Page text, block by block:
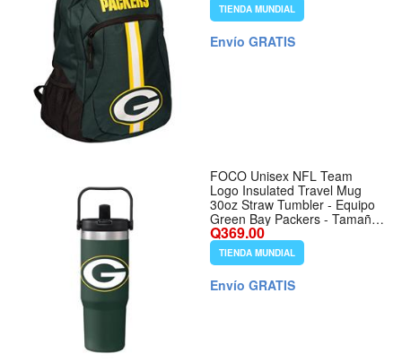
TIENDA MUNDIAL
Envío GRATIS
FOCO Unisex NFL Team
Logo Insulated Travel Mug
30oz Straw Tumbler - Equipo
Green Bay Packers - Tamaño
30 Ounces - Color Team Color
Q369.00
TIENDA MUNDIAL
Envío GRATIS